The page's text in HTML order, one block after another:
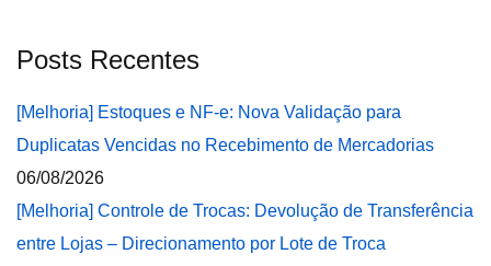
Posts Recentes
[Melhoria] Estoques e NF-e: Nova Validação para
Duplicatas Vencidas no Recebimento de Mercadorias
06/08/2026
[Melhoria] Controle de Trocas: Devolução de Transferência
entre Lojas – Direcionamento por Lote de Troca